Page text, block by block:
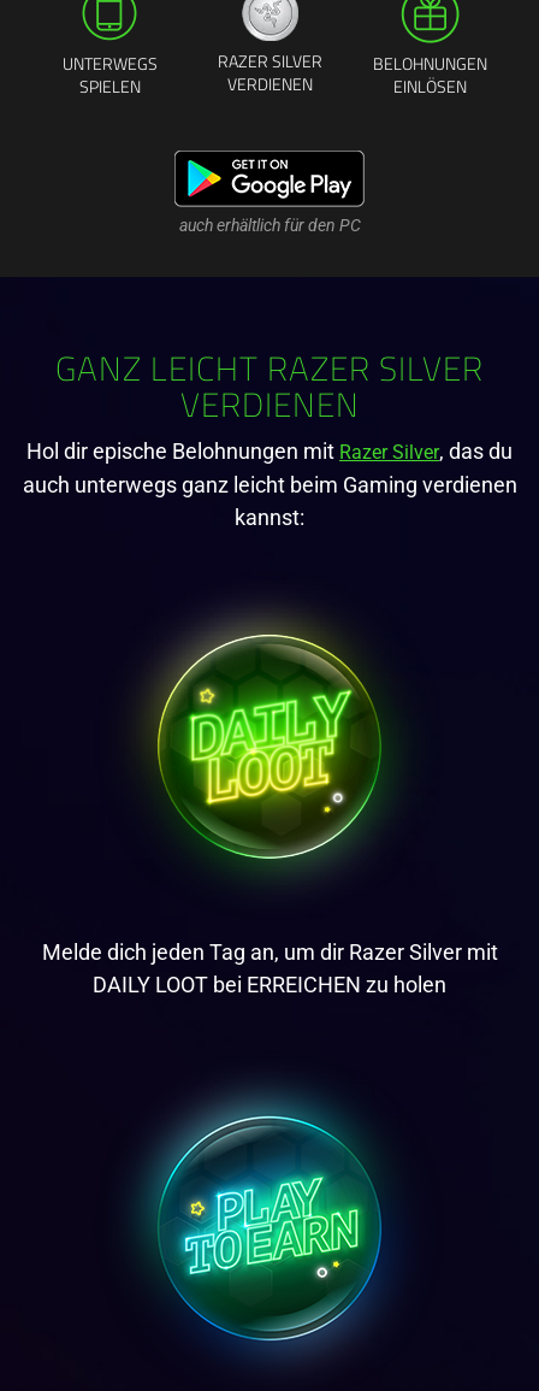
UNTERWEGS
SPIELEN
RAZER SILVER
VERDIENEN
BELOHNUNGEN
EINLÖSEN
auch erhältlich für den PC
GANZ LEICHT RAZER SILVER
VERDIENEN
Hol dir epische Belohnungen mit Razer Silver, das du
auch unterwegs ganz leicht beim Gaming verdienen
kannst:
Melde dich jeden Tag an, um dir Razer Silver mit
DAILY LOOT bei ERREICHEN zu holen